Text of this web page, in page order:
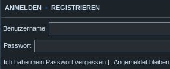
ANMELDEN • REGISTRIEREN
Benutzername:
Passwort:
Ich habe mein Passwort vergessen | Angemeldet bleiben